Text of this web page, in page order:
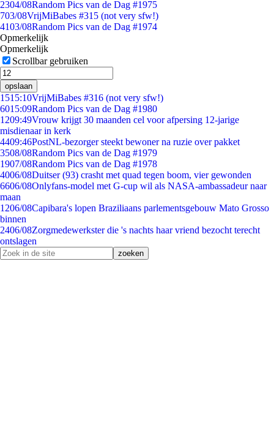
2304/08Random Pics van de Dag #1975
703/08VrijMiBabes #315 (not very sfw!)
4103/08Random Pics van de Dag #1974
Opmerkelijk
Opmerkelijk
Scrollbar gebruiken
opslaan
1515:10VrijMiBabes #316 (not very sfw!)
6015:09Random Pics van de Dag #1980
1209:49Vrouw krijgt 30 maanden cel voor afpersing 12-jarige
misdienaar in kerk
4409:46PostNL-bezorger steekt bewoner na ruzie over pakket
3508/08Random Pics van de Dag #1979
1907/08Random Pics van de Dag #1978
4006/08Duitser (93) crasht met quad tegen boom, vier gewonden
6606/08Onlyfans-model met G-cup wil als NASA-ambassadeur naar
maan
1206/08Capibara's lopen Braziliaans parlementsgebouw Mato Grosso
binnen
2406/08Zorgmedewerkster die 's nachts haar vriend bezocht terecht
ontslagen